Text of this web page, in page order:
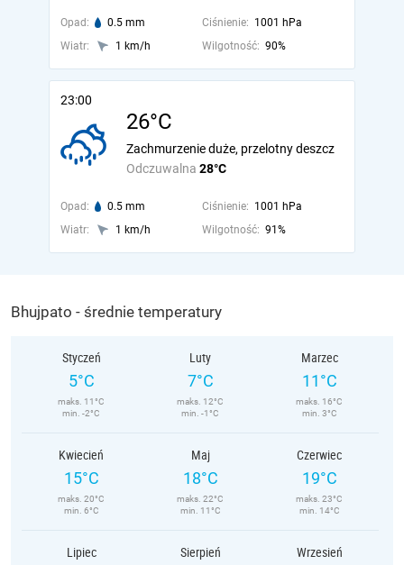
Opad: 0.5 mm Ciśnienie: 1001 hPa
Wiatr:
1 km/h Wilgotność: 90%
23:00
26°C
Odczuwalna 28°C
Zachmurzenie duże, przelotny deszcz
Opad: 0.5 mm Ciśnienie: 1001 hPa
Wiatr:
1 km/h Wilgotność: 91%
Bhujpato - średnie temperatury
Styczeń
5°C
maks. 11°C
min. -2°C
Luty
7°C
maks. 12°C
min. -1°C
Marzec
11°C
maks. 16°C
min. 3°C
Kwiecień
15°C
maks. 20°C
min. 6°C
Maj
18°C
maks. 22°C
min. 11°C
Czerwiec
19°C
maks. 23°C
min. 14°C
Lipiec Sierpień Wrzesień